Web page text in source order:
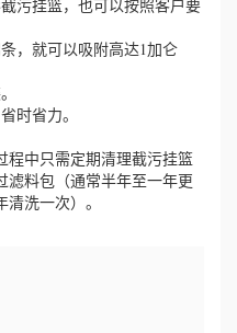
挂篮，也可以按照客户要
，就可以吸附高达1加仑
省力。
中只需定期清理截污挂篮
滤料包（通常半年至一年更
洗一次）。